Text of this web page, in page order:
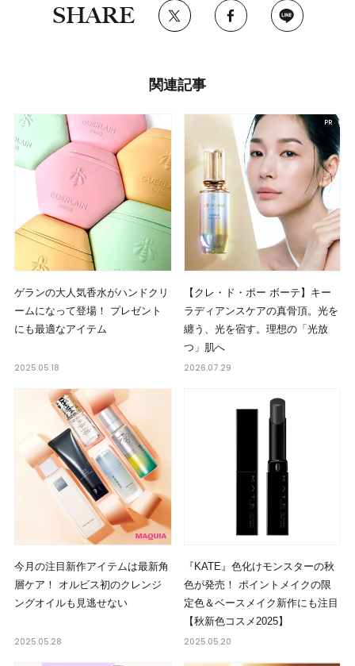
SHARE
関連記事
ゲランの大人気香水がハンドクリ
ームになって登場！ プレゼント
にも最適なアイテム
2025.05.18
【クレ・ド・ポー ボーテ】キー
ラディアンスケアの真骨頂。光を
纏う、光を宿す。理想の「光放
つ」肌へ
2026.07.29
今月の注目新作アイテムは最新角
層ケア！ オルビス初のクレンジ
ングオイルも見逃せない
2025.05.28
『KATE』色化けモンスターの秋
色が発売！ ポイントメイクの限
定色＆ベースメイク新作にも注目
【秋新色コスメ2025】
2025.05.20